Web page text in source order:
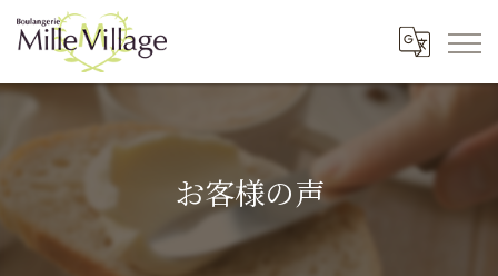
お客様の声